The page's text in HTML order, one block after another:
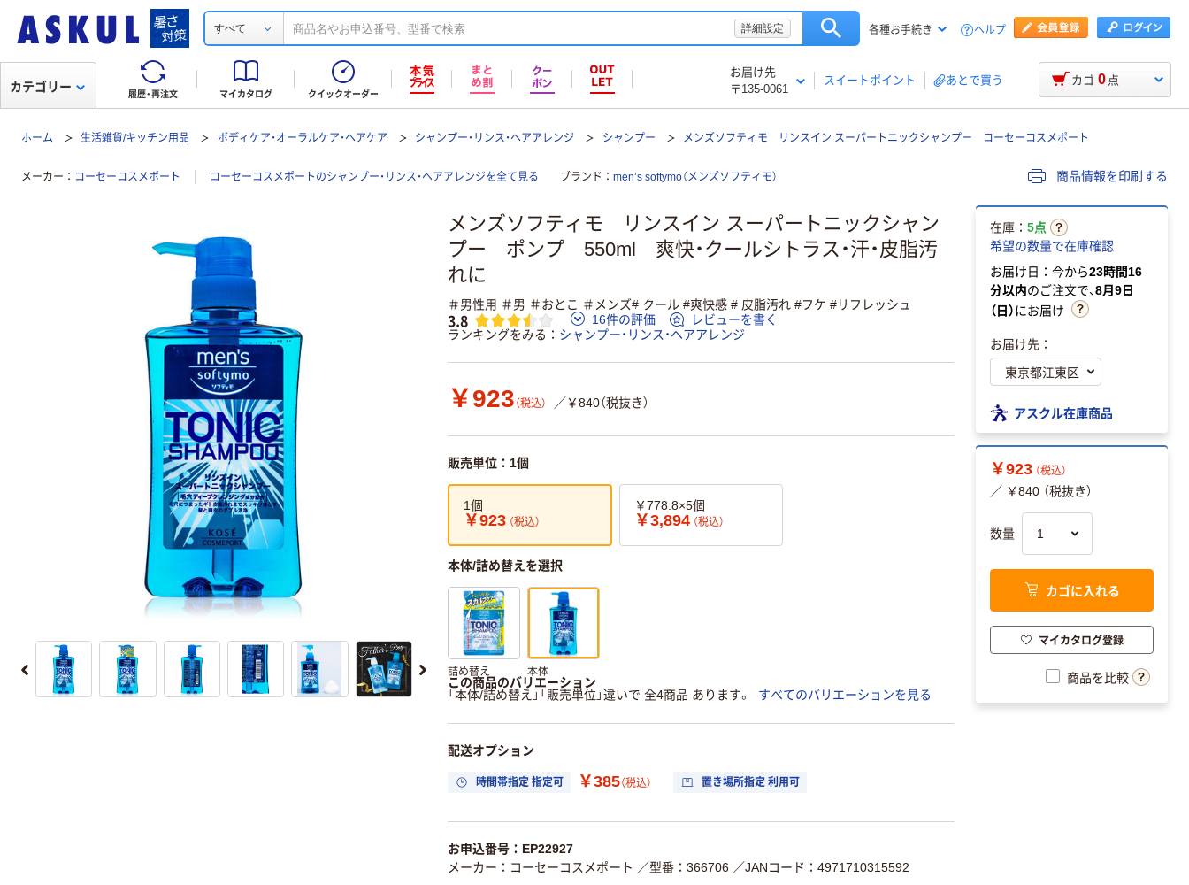
すべて 詳細設定 各種お手続き ヘルプ
履歴・再注文 マイカタログ クイックオーダー
お届け先
〒135-0061
スイートポイント あとで買う
カテゴリー カゴ 0 点
ホーム 生活雑貨/キッチン用品 ボディケア・オーラルケア・ヘアケア シャンプー・リンス・ヘアアレンジ シャンプー メンズソフティモ リンスイン スーパートニックシャンプー コーセーコスメポート
メーカー コーセーコスメポート コーセーコスメポートのシャンプー・リンス・ヘアアレンジを全て見る ブランド men’s softymo（メンズソフティモ） 商品情報を印刷する
メンズソフティモ リンスイン スーパートニックシャン
プー ポンプ 550ml 爽快・クールシトラス・汗・皮脂汚
れに
＃男性用 ＃男 ＃おとこ ＃メンズ# クール #爽快感 # 皮脂汚れ #フケ #リフレッシュ
3.8 16件の評価
レビューを書く
ランキングをみる
シャンプー・リンス・ヘアアレンジ
￥923 （税込） ／￥840（税抜き）
販売単位：1個
1個
￥923 （税込）
￥778.8×5個
￥3,894 （税込）
本体/詰め替えを選択
詰め替え 本体
この商品のバリエーション
「本体/詰め替え」「販売単位」違いで 全4商品 あります。
すべてのバリエーションを見る
配送オプション
時間帯指定 指定可 ￥385（税込） 置き場所指定 利用可
お申込番号：EP22927
メーカー：コーセーコスメポート ／型番：366706 ／JANコード：4971710315592
在庫： 5点
希望の数量で在庫確認
お届け日：今から23時間16
分以内のご注文で、8月9日
（日）にお届け
お届け先：
アスクル在庫商品
￥923 （税込）
／ ￥840 （税抜き）
数量
カゴに入れる
マイカタログ登録
商品を比較